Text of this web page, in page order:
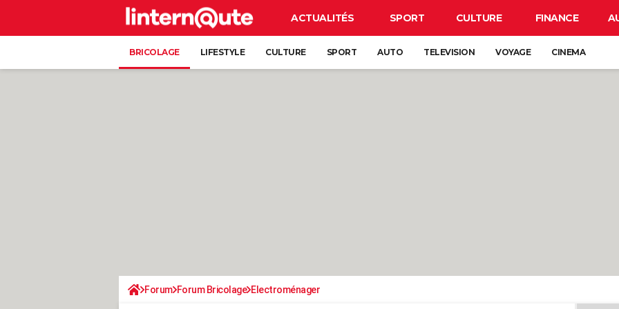
ACTUALITÉS SPORT CULTURE FINANCE
BRICOLAGE LIFESTYLE CULTURE SPORT AUTO TELEVISION VOYAGE CINEMA
Forum Forum Bricolage Electroménager